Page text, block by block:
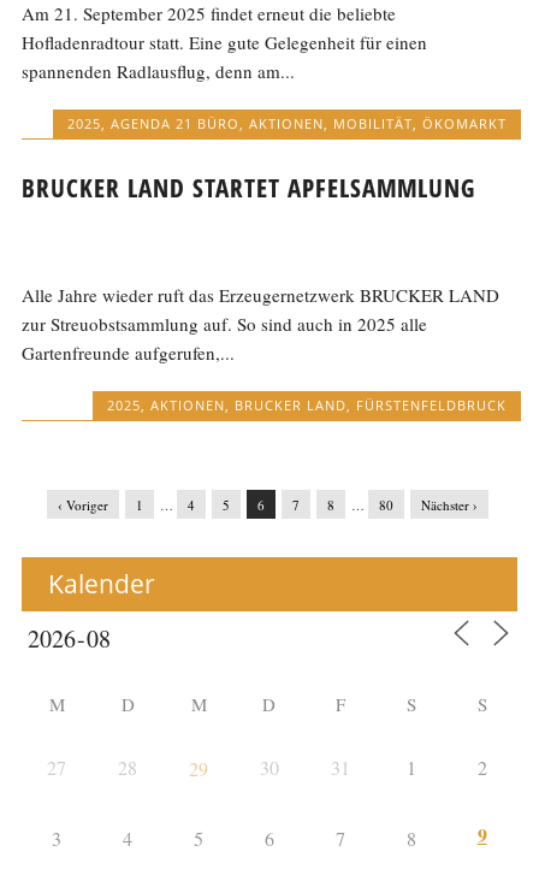
Am 21. September 2025 findet erneut die beliebte
Hofladenradtour statt. Eine gute Gelegenheit für einen
spannenden Radlausflug, denn am...
2025, AGENDA 21 BÜRO, AKTIONEN, MOBILITÄT, ÖKOMARKT
BRUCKER LAND STARTET APFELSAMMLUNG
Alle Jahre wieder ruft das Erzeugernetzwerk BRUCKER LAND
zur Streuobstsammlung auf. So sind auch in 2025 alle
Gartenfreunde aufgerufen,...
2025 AKTIONEN BRUCKER LAND FÜRSTENFELDBRUCK
‹ Voriger 1 … 4 5 6 7 8 … 80 Nächster ›
Kalender
M D M D F S S
27 28 29 30 31 1 2
3 4 5 6 7 8 9